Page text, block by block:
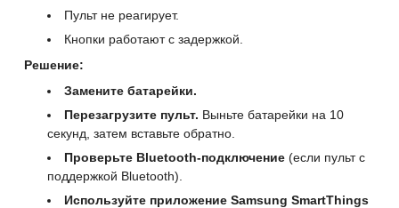
Пульт не реагирует.
Кнопки работают с задержкой.
Решение:
Замените батарейки.
Перезагрузите пульт. Выньте батарейки на 10
секунд, затем вставьте обратно.
Проверьте Bluetooth-подключение (если пульт с
поддержкой Bluetooth).
Используйте приложение Samsung SmartThings